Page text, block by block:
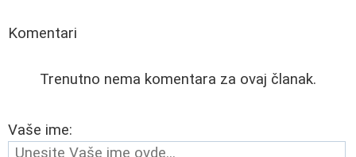
Komentari
Trenutno nema komentara za ovaj članak.
Vaše ime: